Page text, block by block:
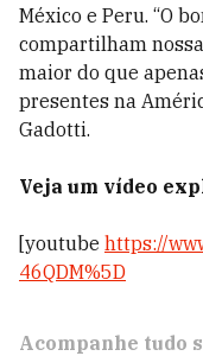
México e Peru. “O
compartilham
maior do que
presentes na
Gadotti.
Veja um vídeo
[youtube https://
46QDM%5D
Acompanhe tudo